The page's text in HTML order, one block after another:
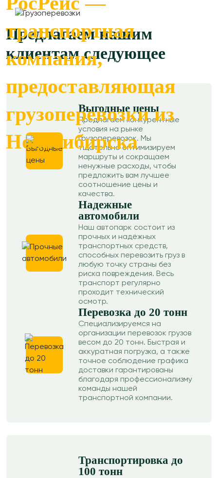
транспортная
компания,
предоставляющая
грузоперевозки из
Новосибирска
Предлагаем нашим
клиентам следующее
Выгодные цены
Предлагаем конкурентные
условия на рынке
грузоперевозок. Мы
тщательно оптимизируем
маршруты и сокращаем
ненужные расходы, чтобы
предложить вам лучшее
соотношение цены и
качества.
Надежные
автомобили
Наш автопарк состоит из
прочных и надёжных
транспортных средств,
способных перевозить груз в
любую точку страны без
риска повреждения. Весь
транспорт регулярно
проходит технический
осмотр.
Перевозка до 20 тонн
Специализируемся на
организации перевозок грузов
весом до 20 тонн. Быстрая и
аккуратная погрузка, а также
точное соблюдение графика
доставки гарантированы
благодаря профессионализму
команды нашей
транспортной компании.
Транспортировка до
100 тонн